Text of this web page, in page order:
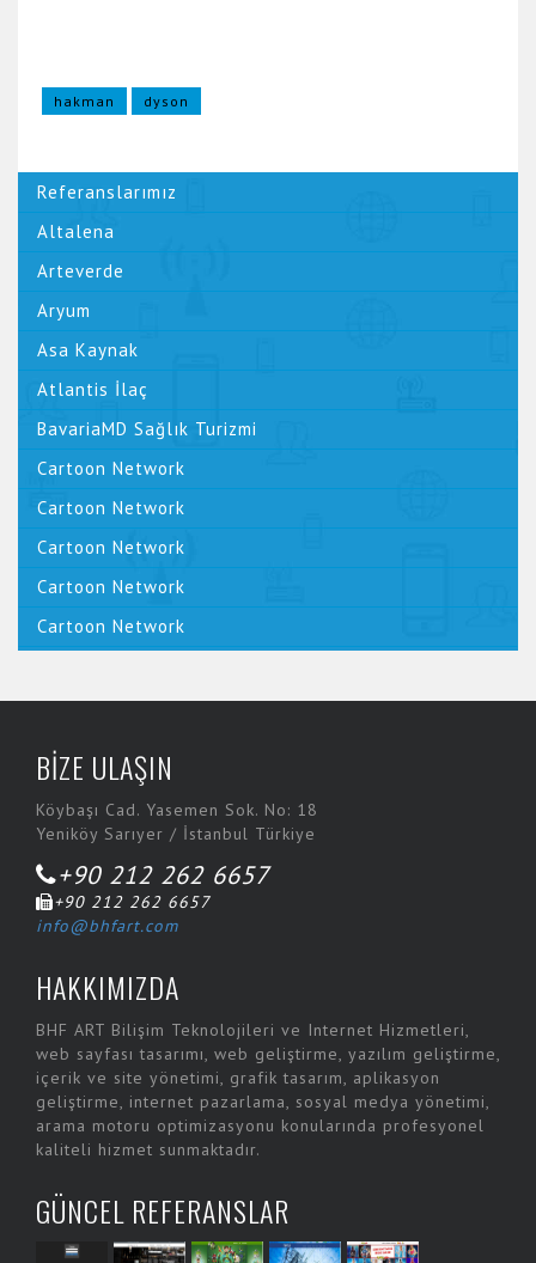
hakman dyson
Referanslarımız
Altalena
Arteverde
Aryum
Asa Kaynak
Atlantis İlaç
BavariaMD Sağlık Turizmi
Cartoon Network
Cartoon Network
Cartoon Network
Cartoon Network
Cartoon Network
CHP Resmi Web Sitesi
Dark Orbit - BigPoint Gmbh
Dekante
Dine&Pay
Doyum Helva ve Reçelleri
Ent Travel
Fayda A.Ş.
Fayda Net
Fesa Hotel
Fibrobeton
Fibrobetoncity
Fotoğraf Düzelt
Hakman Dyson
Halaman Matbaacılık
BİZE ULAŞIN
Köybaşı Cad. Yasemen Sok. No: 18
Yeniköy Sarıyer / İstanbul Türkiye
+90 212 262 6657
+90 212 262 6657
info@bhfart.com
HAKKIMIZDA
BHF ART Bilişim Teknolojileri ve Internet Hizmetleri,
web sayfası tasarımı, web geliştirme, yazılım geliştirme,
içerik ve site yönetimi, grafik tasarım, aplikasyon
geliştirme, internet pazarlama, sosyal medya yönetimi,
arama motoru optimizasyonu konularında profesyonel
kaliteli hizmet sunmaktadır.
GÜNCEL REFERANSLAR